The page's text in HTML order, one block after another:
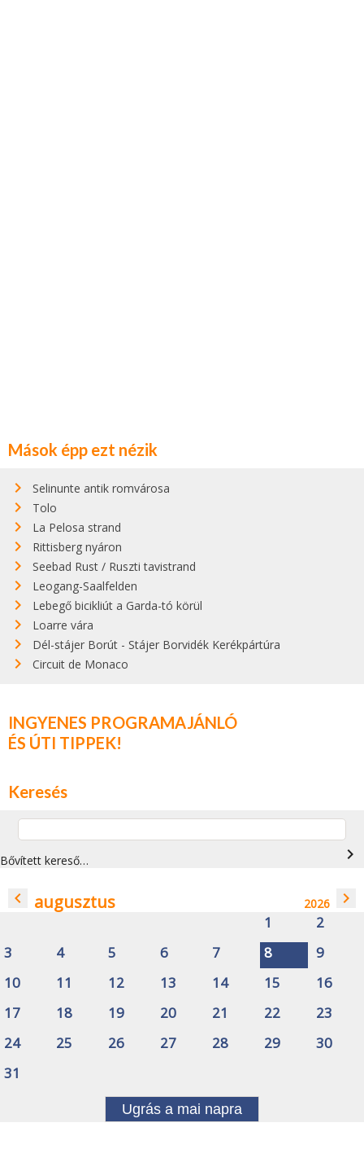
Mások épp ezt nézik
Selinunte antik romvárosa
Tolo
La Pelosa strand
Rittisberg nyáron
Seebad Rust / Ruszti tavistrand
Leogang-Saalfelden
Lebegő bicikliút a Garda-tó körül
Loarre vára
Dél-stájer Borút - Stájer Borvidék Kerékpártúra
Circuit de Monaco
INGYENES PROGRAMAJÁNLÓ
ÉS ÚTI TIPPEK!
Keresés
Bővített kereső… navigate_next
navigate_before augusztus 2026 navigate_next
1
2
3
4 5 6 7 8
9
10
11 12 13 14 15
16
17
18 19 20 21 22
23
24
25 26 27 28 29
30
31
Ugrás a mai napra